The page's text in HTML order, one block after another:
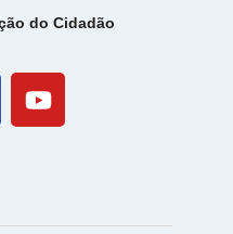
do Cidadão